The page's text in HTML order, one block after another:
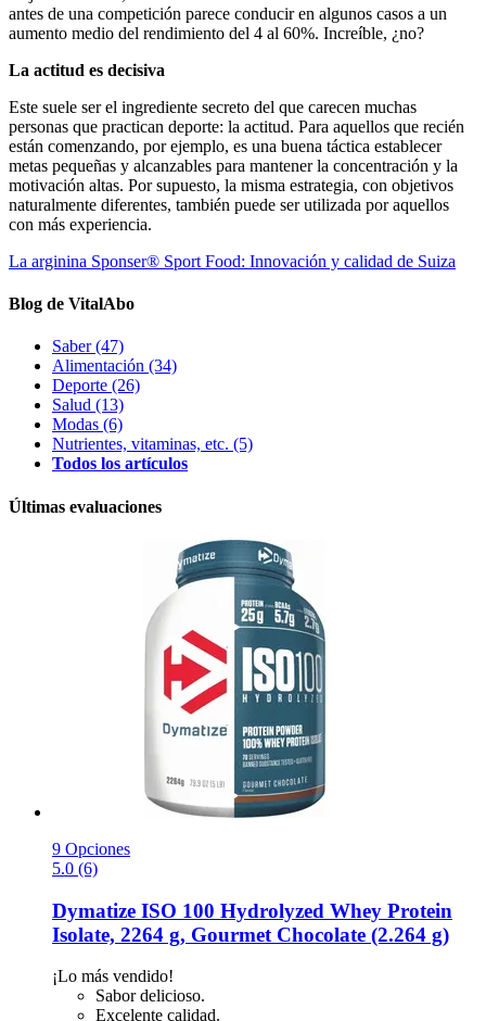
antes de una competición parece conducir en algunos casos a un
aumento medio del rendimiento del 4 al 60%. Increíble, ¿no?
La actitud es decisiva
Este suele ser el ingrediente secreto del que carecen muchas
personas que practican deporte: la actitud. Para aquellos que recién
están comenzando, por ejemplo, es una buena táctica establecer
metas pequeñas y alcanzables para mantener la concentración y la
motivación altas. Por supuesto, la misma estrategia, con objetivos
naturalmente diferentes, también puede ser utilizada por aquellos
con más experiencia.
La arginina Sponser® Sport Food: Innovación y calidad de Suiza
Blog de VitalAbo
Saber(47)
Alimentación (34)
Deporte (26)
Salud (13)
Modas (6)
Nutrientes, vitaminas, etc. (5)
Todos los artículos
Últimas evaluaciones
9 Opciones
5.0 (6)
Dymatize ISO 100 Hydrolyzed Whey Protein
Isolate, 2264 g, Gourmet Chocolate (2.264 g)
¡Lo más vendido!
Sabor delicioso.
Excelente calidad.